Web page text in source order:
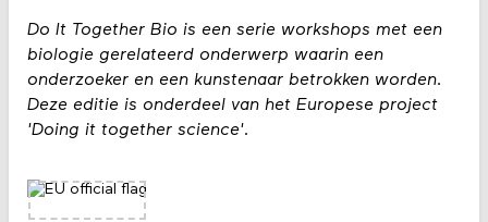
Do It Together Bio is een serie workshops met een
biologie gerelateerd onderwerp waarin een
onderzoeker en een kunstenaar betrokken worden.
Deze editie is onderdeel van het Europese project
'Doing it together science'.